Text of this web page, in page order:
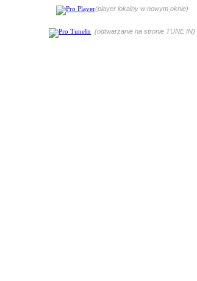
(player lokalny w nowym oknie)
(odtwarzanie na stronie TUNE IN)